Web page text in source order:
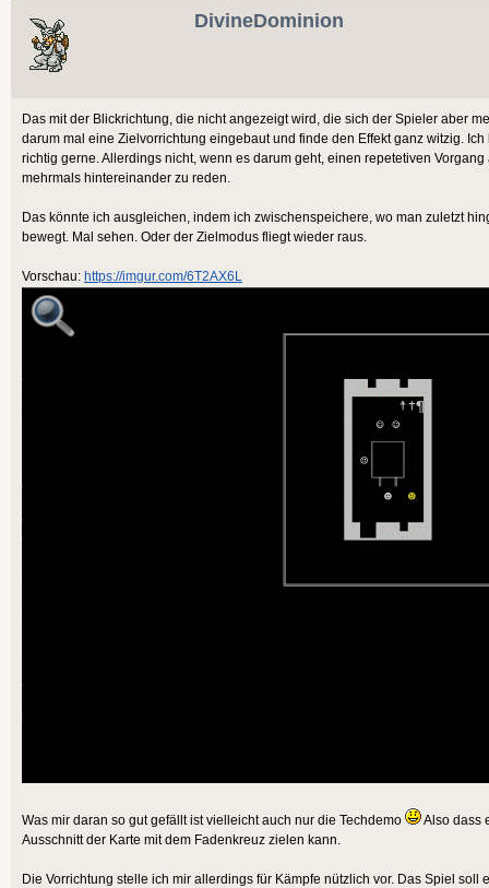
DivineDominion
Das mit der Blickrichtung, die nicht angezeigt wird, die sich der Spieler aber
darum mal eine Zielvorrichtung eingebaut und finde den Effekt ganz witzig.
richtig gerne. Allerdings nicht, wenn es darum geht, einen repetetiven
mehrmals hintereinander zu reden.
Das könnte ich ausgleichen, indem ich zwischenspeichere, wo man zuletzt
bewegt. Mal sehen. Oder der Zielmodus fliegt wieder raus.
Vorschau: https://imgur.com/6T2AX6L
Was mir daran so gut gefällt ist vielleicht auch nur die Techdemo
Also dass
Ausschnitt der Karte mit dem Fadenkreuz zielen kann.
Die Vorrichtung stelle ich mir allerdings für Kämpfe nützlich vor. Das Spiel soll